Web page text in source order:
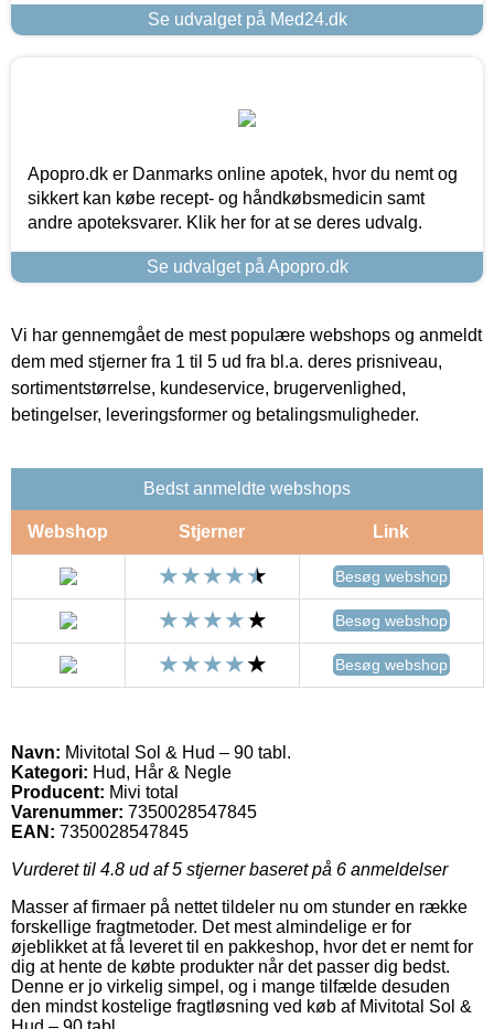
Se udvalget på Med24.dk
Apopro.dk er Danmarks online apotek, hvor du nemt og
sikkert kan købe recept- og håndkøbsmedicin samt
andre apoteksvarer. Klik her for at se deres udvalg.
Se udvalget på Apopro.dk
Vi har gennemgået de mest populære webshops og anmeldt
dem med stjerner fra 1 til 5 ud fra bl.a. deres prisniveau,
sortimentstørrelse, kundeservice, brugervenlighed,
betingelser, leveringsformer og betalingsmuligheder.
Bedst anmeldte webshops
Webshop Stjerner Link
Besøg webshop
Besøg webshop
Besøg webshop
Navn: Mivitotal Sol & Hud – 90 tabl.
Kategori: Hud, Hår & Negle
Producent: Mivi total
Varenummer: 7350028547845
EAN: 7350028547845
Vurderet til 4.8 ud af 5 stjerner baseret på 6 anmeldelser
Masser af firmaer på nettet tildeler nu om stunder en række
forskellige fragtmetoder. Det mest almindelige er for
øjeblikket at få leveret til en pakkeshop, hvor det er nemt for
dig at hente de købte produkter når det passer dig bedst.
Denne er jo virkelig simpel, og i mange tilfælde desuden
den mindst kostelige fragtløsning ved køb af Mivitotal Sol &